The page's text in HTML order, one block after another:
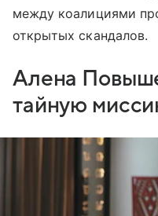
между коалициями
открытых скандалов.
Алена
тайную